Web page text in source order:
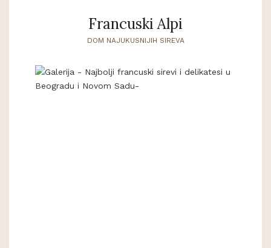
Francuski Alpi
DOM NAJUKUSNIJIH SIREVA